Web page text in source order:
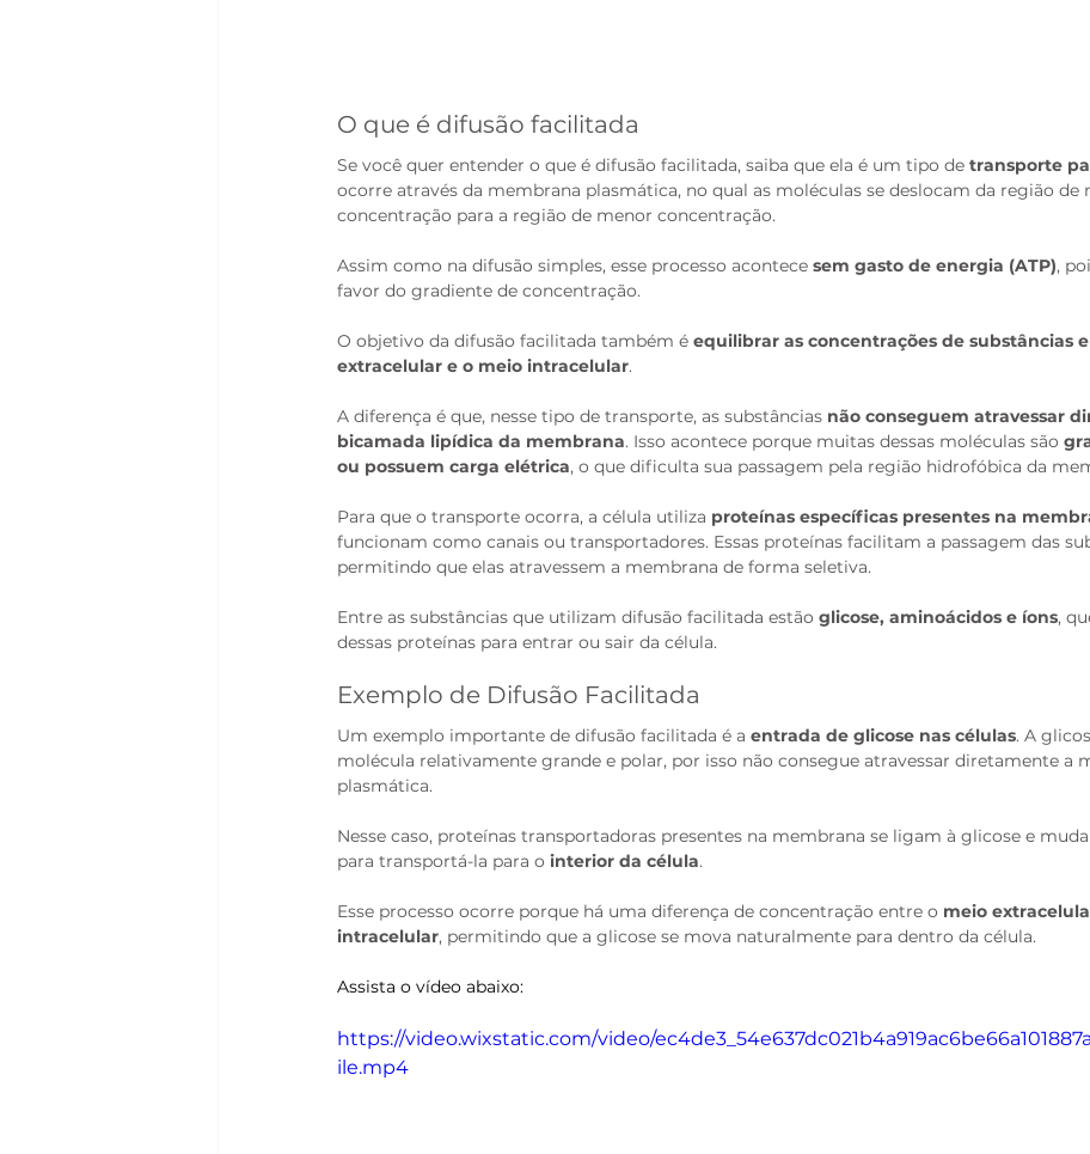
O que é difusão facilitada
Se você quer entender o que é difusão facilitada, saiba que ela é um tipo de transporte
ocorre através da membrana plasmática, no qual as moléculas se deslocam da região de
concentração para a região de menor concentração.
Assim como na difusão simples, esse processo acontece sem gasto de energia (ATP),
favor do gradiente de concentração.
O objetivo da difusão facilitada também é equilibrar as concentrações de substâncias
extracelular e o meio intracelular.
A diferença é que, nesse tipo de transporte, as substâncias não conseguem atravessar
bicamada lipídica da membrana. Isso acontece porque muitas dessas moléculas são
ou possuem carga elétrica, o que dificulta sua passagem pela região hidrofóbica da
Para que o transporte ocorra, a célula utiliza proteínas específicas presentes na
funcionam como canais ou transportadores. Essas proteínas facilitam a passagem das
permitindo que elas atravessem a membrana de forma seletiva.
Entre as substâncias que utilizam difusão facilitada estão glicose, aminoácidos e íons,
dessas proteínas para entrar ou sair da célula.
Exemplo de Difusão Facilitada
Um exemplo importante de difusão facilitada é a entrada de glicose nas células. A
molécula relativamente grande e polar, por isso não consegue atravessar diretamente a
plasmática.
Nesse caso, proteínas transportadoras presentes na membrana se ligam à glicose e
para transportá-la para o interior da célula.
Esse processo ocorre porque há uma diferença de concentração entre o meio
intracelular, permitindo que a glicose se mova naturalmente para dentro da célula.
Assista o vídeo abaixo:
https://video.wixstatic.com/video/
ile.mp4